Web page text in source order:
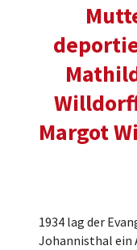
Margot
1934 lag der
Johannisthal ein